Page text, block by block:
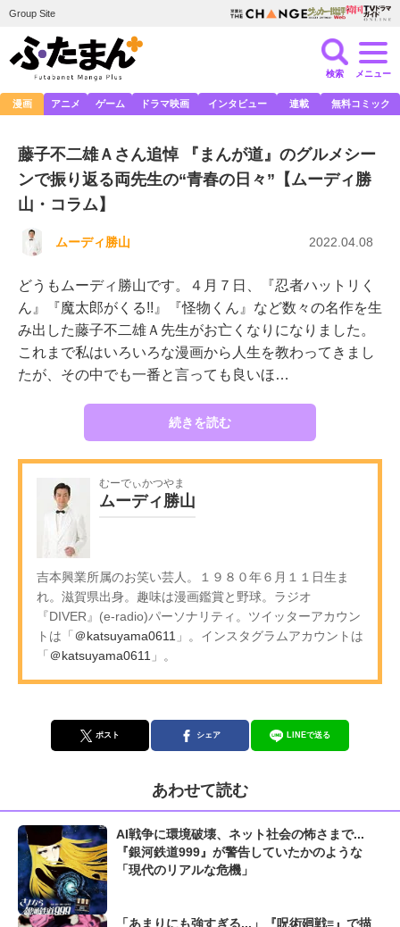
Group Site
検索 メニュー
漫画 アニメ ゲーム ドラマ映画 インタビュー 連載 無料コミック
藤子不二雄Ａさん追悼 『まんが道』のグルメシー
ンで振り返る両先生の“青春の日々”【ムーディ勝
山・コラム】
ムーディ勝山 2022.04.08
どうもムーディ勝山です。４月７日、『忍者ハットリく
ん』『魔太郎がくる!!』『怪物くん』など数々の名作を生
み出した藤子不二雄Ａ先生がお亡くなりになりました。
これまで私はいろいろな漫画から人生を教わってきまし
たが、その中でも一番と言っても良いほ…
続きを読む
むーでぃかつやま
ムーディ勝山
吉本興業所属のお笑い芸人。１９８０年６月１１日生ま
れ。滋賀県出身。趣味は漫画鑑賞と野球。ラジオ
『DIVER』(e-radio)パーソナリティ。ツイッターアカウン
トは「 ＠katsuyama0611 」。インスタグラムアカウントは
「 ＠katsuyama0611 」。
ポスト シェア LINEで送る
あわせて読む
AI戦争に環境破壊、ネット社会の怖さまで...
『銀河鉄道999』が警告していたかのような
「現代のリアルな危機」
「あまりにも強すぎる...」『呪術廻戦≡』で描